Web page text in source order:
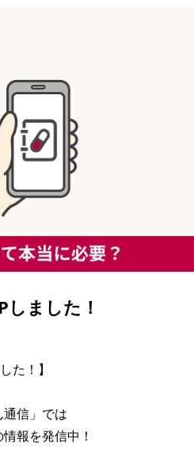
ました！
た！】
信」では
報を発信中！